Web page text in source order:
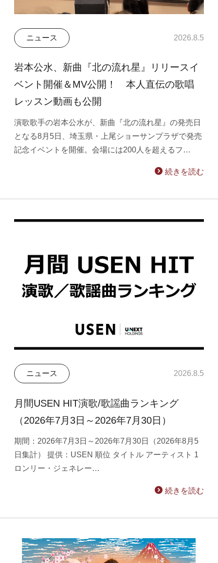
ニュース 2026.8.5
岩本公水、新曲『北の流れ星』リリースイ
ベント開催＆MV公開！ 本人直伝の歌唱
レッスン動画も公開
演歌歌手の岩本公水が、新曲『北の流れ星』の発売日
となる8月5日、埼玉県・上尾ショーサンプラザで発売
記念イベントを開催。会場には200人を超えるフ…
続きを読む
ニュース 2026.8.5
月間USEN HIT演歌/歌謡曲ランキング
（2026年7月3日～2026年7月30日）
期間：2026年7月3日～2026年7月30日（2026年8月5
日集計） 提供：USEN 順位 タイトル アーティスト 1
ロンリー・ジェネレー…
続きを読む